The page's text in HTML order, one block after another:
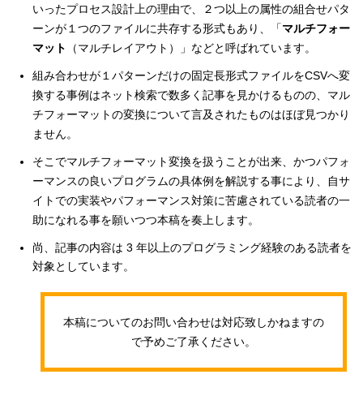
いったプロセス設計上の理由で、２つ以上の属性の組合せパタ
ーンが１つのファイルに共存する形式もあり、「マルチフォー
マット
（マルチレイアウト）」などと呼ばれています。
組み合わせが１パターンだけの固定長形式ファイルをCSVへ変
換する事例はネット検索で数多く記事を見かけるものの、マル
チフォーマットの変換について言及されたものはほぼ見つかり
ません。
そこでマルチフォーマット変換を扱うことが出来、かつパフォ
ーマンスの良いプログラムの具体例を解説する事により、自サ
イトでの実装やパフォーマンス対策に苦慮されている読者の一
助になれる事を願いつつ本稿を奏上します。
尚、記事の内容は 3 年以上のプログラミング経験のある読者を
対象としています。
本稿についてのお問い合わせは対応致しかねますの
で予めご了承ください。